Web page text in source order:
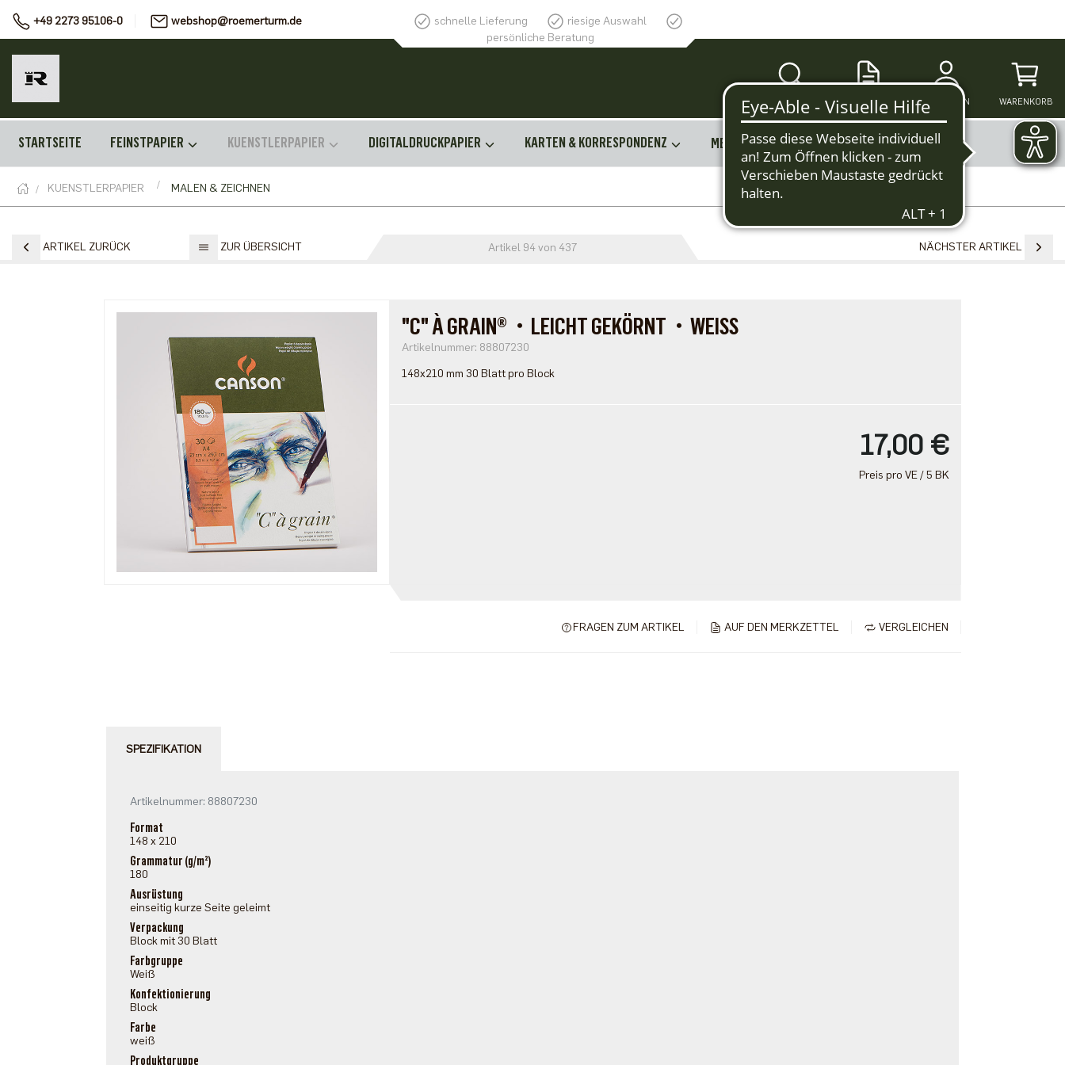
+49 2273 95106-0 webshop@roemerturm.de schnelle Lieferung
riesige Auswahl
persönliche Beratung
SUCHE MERKZETTEL ANMELDEN WARENKORB
STARTSEITE FEINSTPAPIER KUENSTLERPAPIER DIGITALDRUCKPAPIER KARTEN & KORRESPONDENZ MEHR
KUENSTLERPAPIER MALEN & ZEICHNEN
ARTIKEL ZURÜCK ZUR ÜBERSICHT Artikel 94 von 437 NÄCHSTER ARTIKEL
"C" À GRAIN®・LEICHT GEKÖRNT・WEISS
Artikelnummer: 88807230
148x210 mm 30 Blatt pro Block
17,00 €
Preis pro VE / 5 BK
VERGLEICHEN
AUF DEN MERKZETTEL
FRAGEN ZUM ARTIKEL
SPEZIFIKATION
Artikelnummer: 88807230
Format
148 x 210
Grammatur (g/m²)
180
Ausrüstung
einseitig kurze Seite geleimt
Verpackung
Block mit 30 Blatt
Farbgruppe
Weiß
Konfektionierung
Block
Farbe
weiß
Produktgruppe